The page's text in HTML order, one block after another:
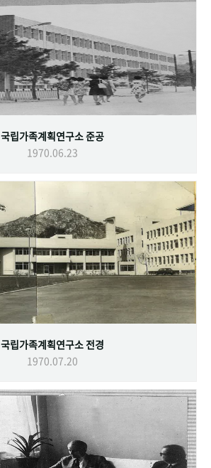
국립가족계획연구소 준공
1970.06.23
국립가족계획연구소 전경
1970.07.20